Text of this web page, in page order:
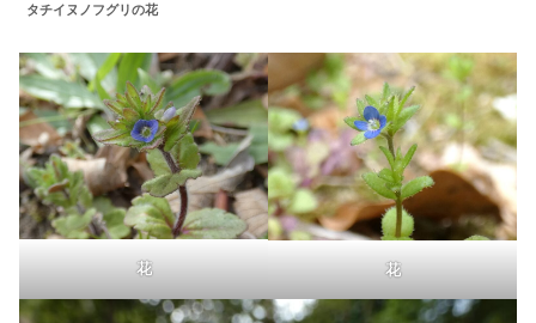
タチイヌノフグリの花
花 花